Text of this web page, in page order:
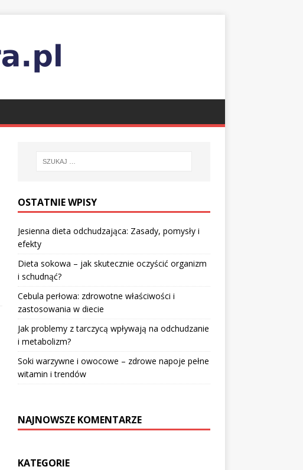
OSTATNIE WPISY
Jesienna dieta odchudzająca: Zasady, pomysły i
efekty
Dieta sokowa – jak skutecznie oczyścić organizm
i schudnąć?
Cebula perłowa: zdrowotne właściwości i
zastosowania w diecie
Jak problemy z tarczycą wpływają na odchudzanie
i metabolizm?
Soki warzywne i owocowe – zdrowe napoje pełne
witamin i trendów
NAJNOWSZE KOMENTARZE
KATEGORIE